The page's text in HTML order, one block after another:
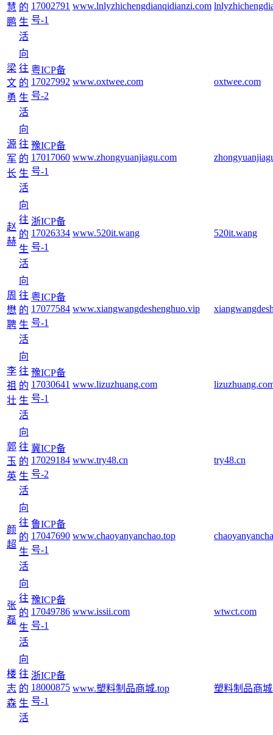
慧
鹏
的
生
活
17002791
号-1
www.lnlyzhichengdianqidianzi.com
梁
文
勇
向
往
的
生
活
粤ICP备
17027992
号-2
www.oxtwee.com oxtwee.com
源
军
长
向
往
的
生
活
豫ICP备
17017060
号-1
www.zhongyuanjiagu.com
赵
赫
向
往
的
生
活
浙ICP备
17026334
号-1
www.520it.wang 520it.wang
周
懋
聘
向
往
的
生
活
粤ICP备
17077584
号-1
www.xiangwangdeshenghuo.vip
李
祖
壮
向
往
的
生
活
豫ICP备
17030641
号-1
www.lizuzhuang.com
郭
玉
英
向
往
的
生
活
冀ICP备
17029184
号-2
www.try48.cn try48.cn
颜
超
向
往
的
生
活
鲁ICP备
17047690
号-1
www.chaoyanyanchao.top
张
磊
向
往
的
生
活
豫ICP备
17049786
号-1
www.issii.com wtwct.com
楼
志
森
向
往
的
生
活
浙ICP备
18000875
号-1
www.塑料制品商城.top 塑料制品商城